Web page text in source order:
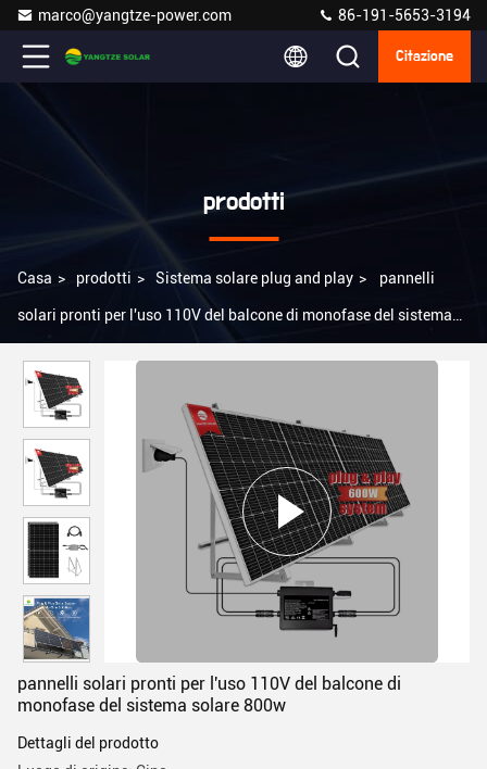
marco@yangtze-power.com 86-191-5653-3194
Citazione
prodotti
Casa > prodotti > Sistema solare plug and play > pannelli
solari pronti per l'uso 110V del balcone di monofase del sistema
pannelli solari pronti per l'uso 110V del balcone di
monofase del sistema solare 800w
Dettagli del prodotto